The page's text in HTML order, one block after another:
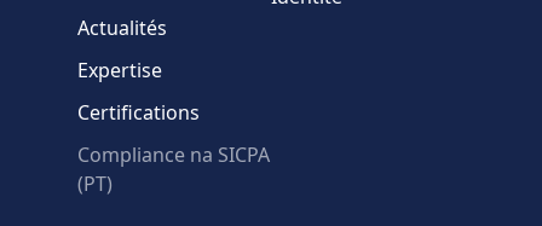
Échec de la vérification.
Utilisez un autre
Actualités
Expertise
Certifications
Compliance na SICPA
(PT)